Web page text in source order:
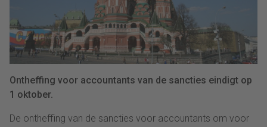
Ontheffing voor accountants van de sancties eindigt op
1 oktober.
De ontheffing van de sancties voor accountants om voor